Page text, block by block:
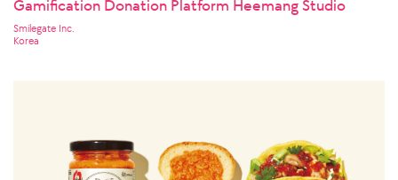
Gamification Donation Platform Heemang Studio
Smilegate Inc.
Korea